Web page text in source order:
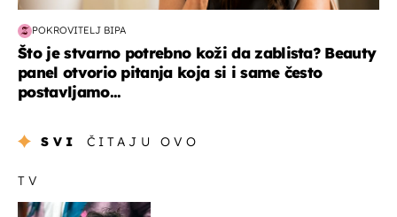
POKROVITELJ BIPA
Što je stvarno potrebno koži da zablista? Beauty
panel otvorio pitanja koja si i same često
postavljamo...
SVI ČITAJU OVO
TV